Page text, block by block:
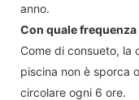
anno.
Con quale
Come di consueto, la
piscina non è sporca
circolare ogni 6 ore.